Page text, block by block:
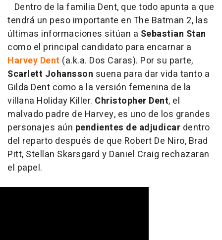
Dentro de la familia Dent, que todo apunta a que
tendrá un peso importante en The Batman 2, las
últimas informaciones sitúan a Sebastian Stan
como el principal candidato para encarnar a
Harvey Dent (a.k.a. Dos Caras). Por su parte,
Scarlett Johansson suena para dar vida tanto a
Gilda Dent como a la versión femenina de la
villana Holiday Killer. Christopher Dent, el
malvado padre de Harvey, es uno de los grandes
personajes aún pendientes de adjudicar dentro
del reparto después de que Robert De Niro, Brad
Pitt, Stellan Skarsgard y Daniel Craig rechazaran
el papel.